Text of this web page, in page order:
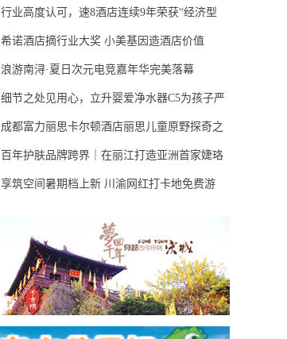
行业高度认可，速8酒店连续9年荣获“经济型
希诺酒店摘行业大奖 小美基因造酒店价值
浪游南浔·夏日次元电竞嘉年华完美落幕
细节之处见用心，立升婴爱净水器C5为孩子严
成都富力丽思卡尔顿酒店丽思儿童原野探奇之
百年护肤品牌跨界｜在丽江打造亚洲首家婕珞
享筑空间暑期档上新 川渝网红打卡地免费游